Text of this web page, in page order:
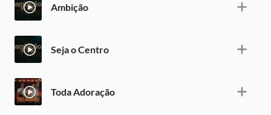
Ambição
Seja o Centro
Toda Adoração